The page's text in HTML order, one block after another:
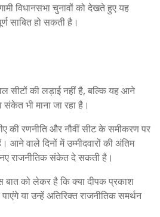
विधानसभा चुनावों को देखते हुए यह
साबित हो सकती है।
सीटों की लड़ाई नहीं है, बल्कि यह आने
भी माना जा रहा है।
की रणनीति और नौवीं सीट के समीकरण पर
आने वाले दिनों में उम्मीदवारों की अंतिम
राजनीतिक संकेत दे सकती है।
बात को लेकर है कि क्या दीपक प्रकाश
या उन्हें अतिरिक्त राजनीतिक समर्थन